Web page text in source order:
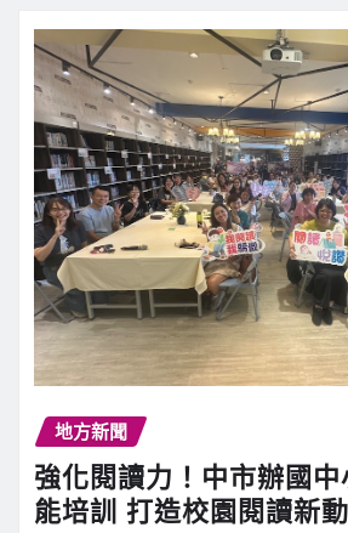
地方新聞
強化閱讀力！中市辦國
能培訓 打造校園閱讀新